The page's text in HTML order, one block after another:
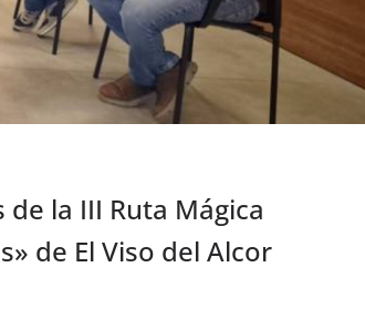
la III Ruta Mágica
de El Viso del Alcor